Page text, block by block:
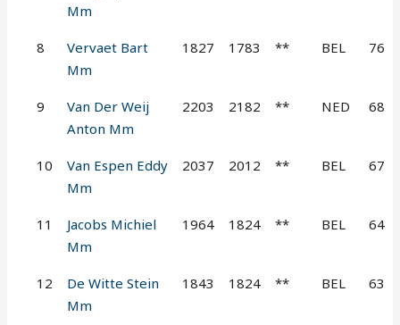
Mm
8
Vervaet Bart
Mm
1827 1783 ** BEL 76
9
Van Der Weij
Anton Mm
2203 2182 ** NED 68
10
Van Espen Eddy
Mm
2037 2012 ** BEL 67
11
Jacobs Michiel
Mm
1964 1824 ** BEL 64
12
De Witte Stein
Mm
1843 1824 ** BEL 63